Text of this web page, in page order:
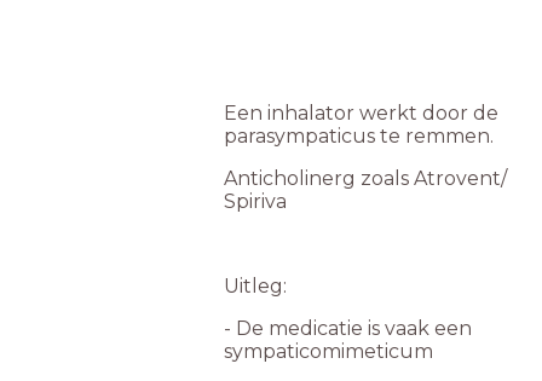
Een inhalator werkt door de
parasympaticus te remmen.
Anticholinerg zoals Atrovent/
Spiriva
Uitleg:
- De medicatie is vaak een
sympaticomimeticum